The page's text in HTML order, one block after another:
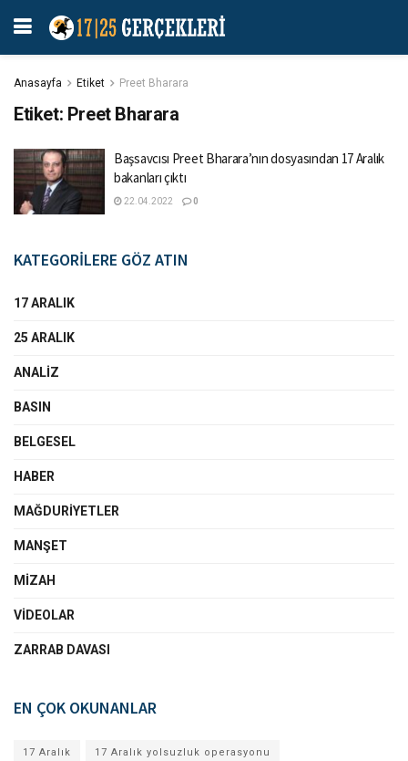
Anasayfa Etiket Preet Bharara
Etiket: Preet Bharara
Başsavcısı Preet Bharara’nın dosyasından 17 Aralık
bakanları çıktı
22.04.2022 0
KATEGORİLERE GÖZ ATIN
17 ARALIK
25 ARALIK
ANALIZ
BASIN
BELGESEL
HABER
MAĞDURIYETLER
MANŞET
MIZAH
VIDEOLAR
ZARRAB DAVASI
EN ÇOK OKUNANLAR
17 Aralık 17 Aralık yolsuzluk operasyonu